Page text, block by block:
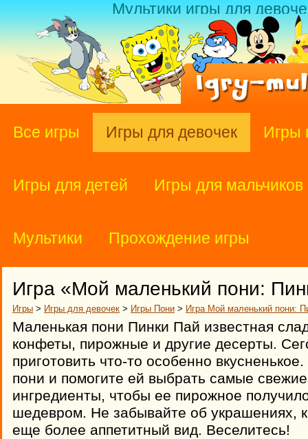
Мультики игры для
Все игры Игры для девочек Игры
Игры для детей Игры для мальчиков
Мультики Прохождение игры
Игра «Мой маленький пони:
Игры > Игры для девочек > Игры Пони > Игра Мой маленький пони:
Маленькая пони Пинки Пай известная
конфеты, пирожные и другие десерты.
приготовить что-то особенно
пони и помогите ей выбрать самые
ингредиенты, чтобы ее пирожное
шедевром. Не забывайте об украшениях,
еще более аппетитный вид. Веселитесь!